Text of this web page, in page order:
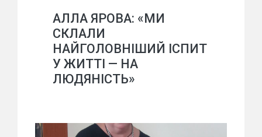
АЛЛА ЯРОВА: «МИ
СКЛАЛИ
НАЙГОЛОВНІШИЙ ІСПИТ
У ЖИТТІ — НА
ЛЮДЯНІСТЬ»